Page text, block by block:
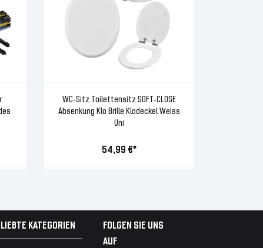
WC-Sitz Toilettensitz SOFT-CLOSE
Absenkung Klo Brille Klodeckel Weiss
Uni
54,99 €*
KATEGORIEN
FOLGEN SIE UNS
AUF